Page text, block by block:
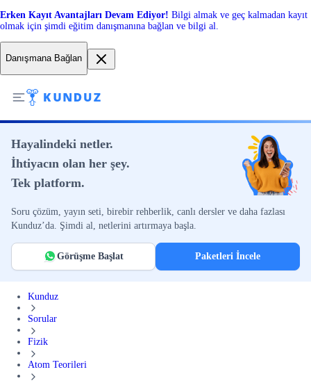
Erken Kayıt Avantajları Devam Ediyor! Bilgi almak ve geç kalmadan kayıt
olmak için şimdi eğitim danışmanına bağlan ve bilgi al.
Danışmana Bağlan
Hayalindeki netler.
İhtiyacın olan her şey.
Tek platform.
Soru çözüm, yayın seti, birebir rehberlik, canlı dersler ve daha fazlası
Kunduz’da. Şimdi al, netlerini artırmaya başla.
Görüşme Başlat Paketleri İncele
Kunduz
Sorular
Fizik
Atom Teorileri